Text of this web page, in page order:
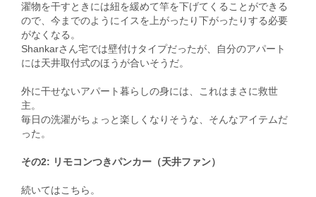
濯物を干すときには紐を緩めて竿を下げてくることができる
ので、今までのようにイスを上がったり下がったりする必要
がなくなる。
Shankarさん宅では壁付けタイプだったが、自分のアパート
には天井取付式のほうが合いそうだ。
外に干せないアパート暮らしの身には、これはまさに救世
主。
毎日の洗濯がちょっと楽しくなりそうな、そんなアイテムだ
った。
その2: リモコンつきパンカー（天井ファン）
続いてはこちら。